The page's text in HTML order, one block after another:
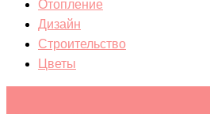
Отопление
Дизайн
Строительство
Цветы